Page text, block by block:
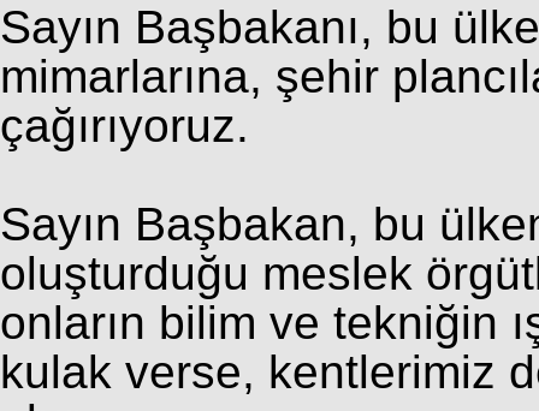
Sayın Başbakanı, bu
mimarlarına, şehir
çağırıyoruz.
Sayın Başbakan, bu
oluşturduğu meslek
onların bilim ve tekniğin
kulak verse, kentlerimiz